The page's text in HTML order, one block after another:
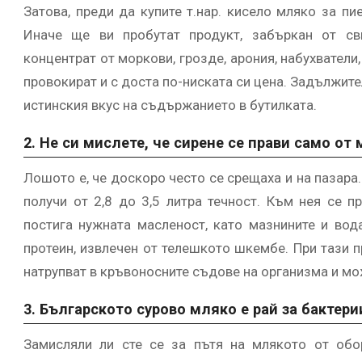
Затова, преди да купите т.нар. кисело мляко за
Иначе ще ви пробутат продукт, забъркан от
концентрат от моркови, грозде, арония,
провокират и с доста по-ниската си цена.
истинския вкус на съдържанието в бутилката.
2. Не си мислете, че сирене се прави само
Лошото е, че доскоро често се срещаха и на
получи от 2,8 до 3,5 литра течност. Към нея се
постига нужната масленост, като мазнините и
протеин, извлечен от телешкото шкембе. При тази
натрупват в кръвоносните съдове на организма и
3. Българското сурово мляко е рай за
Замисляли ли сте се за пътя на млякото от